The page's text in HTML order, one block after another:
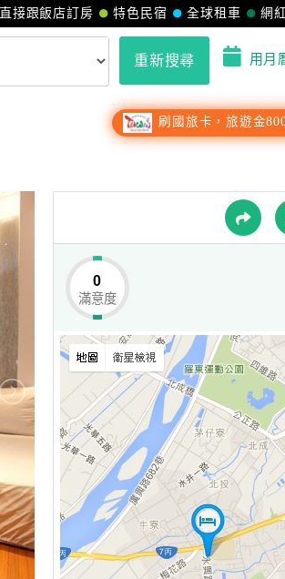
網
全球租車
特色民宿
直接跟飯店訂房
重新搜尋 用月
刷國旅卡，旅遊金
0
滿意度